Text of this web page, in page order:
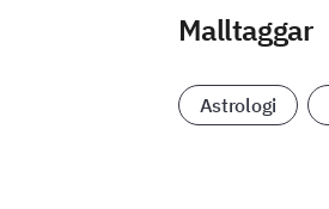
Malltaggar
Astrologi